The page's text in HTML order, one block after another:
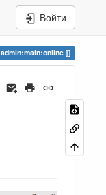
Войти
admin:main:online